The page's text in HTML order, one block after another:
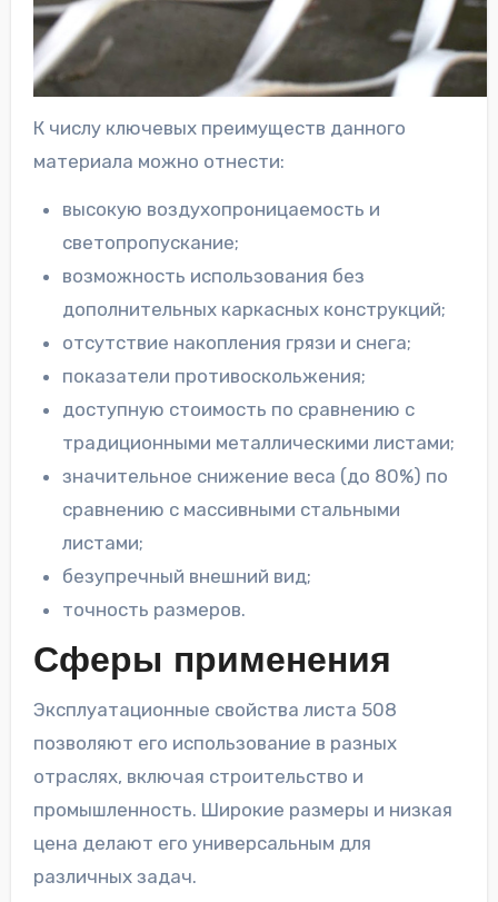
К числу ключевых преимуществ данного
материала можно отнести:
высокую воздухопроницаемость и
светопропускание;
возможность использования без
дополнительных каркасных конструкций;
отсутствие накопления грязи и снега;
показатели противоскольжения;
доступную стоимость по сравнению с
традиционными металлическими листами;
значительное снижение веса (до 80%) по
сравнению с массивными стальными
листами;
безупречный внешний вид;
точность размеров.
Сферы применения
Эксплуатационные свойства листа 508
позволяют его использование в разных
отраслях, включая строительство и
промышленность. Широкие размеры и низкая
цена делают его универсальным для
различных задач.